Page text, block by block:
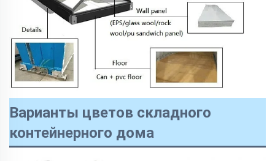
Варианты цветов складного
контейнерного дома